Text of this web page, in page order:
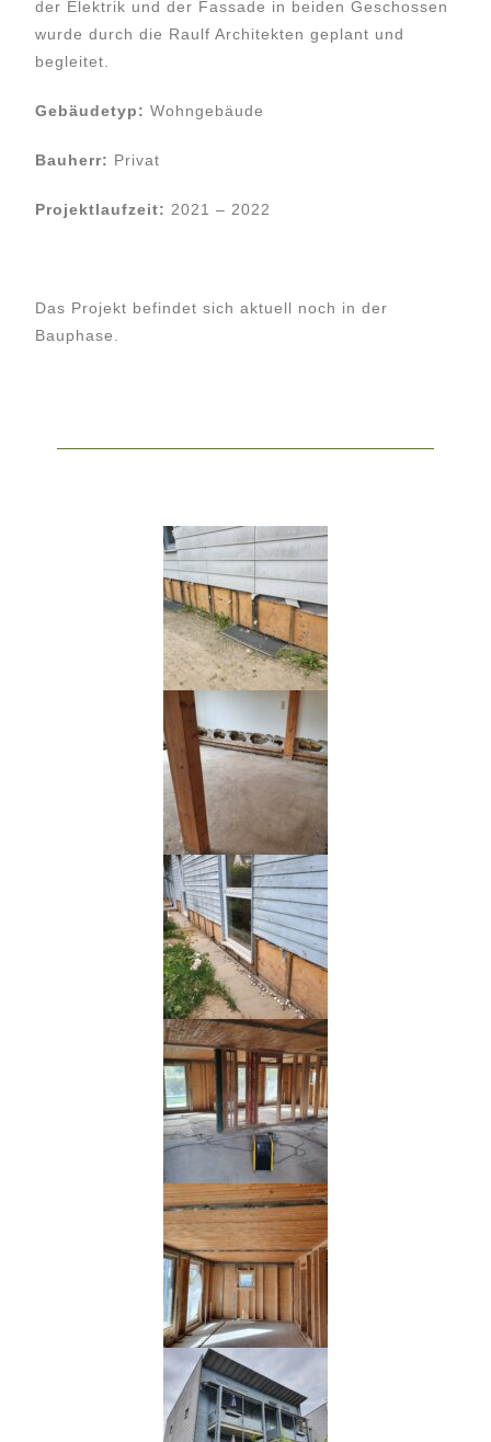
der Elektrik und der Fassade in beiden Geschossen
wurde durch die Raulf Architekten geplant und
begleitet.
Gebäudetyp: Wohngebäude
Bauherr: Privat
Projektlaufzeit: 2021 – 2022
Das Projekt befindet sich aktuell noch in der
Bauphase.